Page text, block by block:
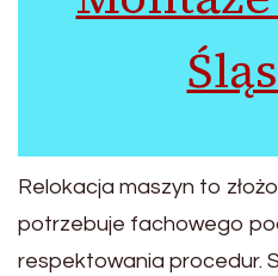
Relokacja maszyn to
potrzebuje fachowego
respektowania procedur.